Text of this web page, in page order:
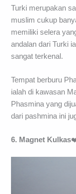
Turki merupakan
muslim cukup
memiliki selera
andalan dari Turki
sangat terkenal.
Tempat berburu
ialah di kawasan
Phasmina yang
dari pashmina ini
6. Magnet Kulkas